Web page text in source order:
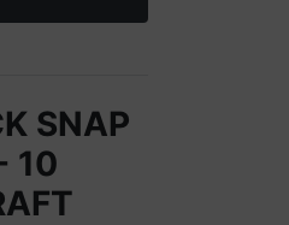
SNAP
10